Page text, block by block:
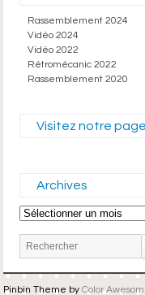
Rassemblement 2024
Vidéo 2024
Vidéo 2022
Rétromécanic 2022
Rassemblement 2020
Visitez notre page
Archives
Archives
Pinbin Theme by Color